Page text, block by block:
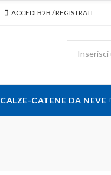
ACCEDI B2B / REGISTRATI
CALZE-CATENE DA NEVE